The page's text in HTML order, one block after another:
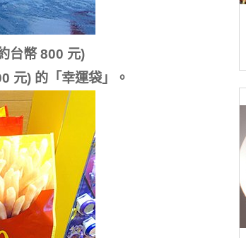
台幣 800 元)
元) 的「幸運袋」。